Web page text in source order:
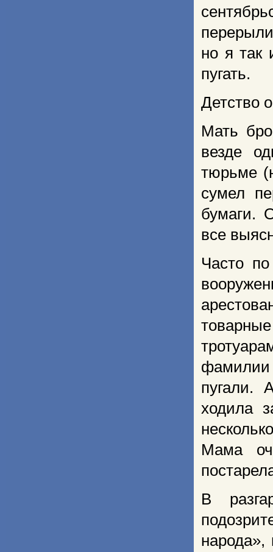
но я так
пугать.
Детство
Мать
везде
тюрьме
сумел
бумаги.
все
Часто
пугали.
ходила
Мама
В
народа»,